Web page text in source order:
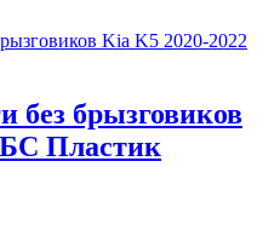
без брызговиков
Пластик